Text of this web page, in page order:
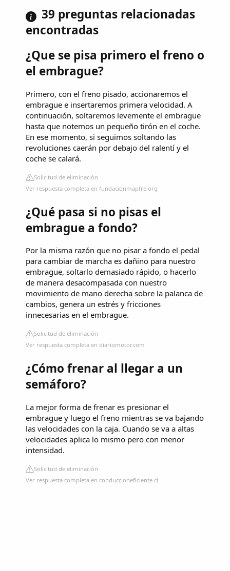
39 preguntas relacionadas
encontradas
¿Que se pisa primero el freno o
el embrague?
Primero, con el freno pisado, accionaremos el
embrague e insertaremos primera velocidad. A
continuación, soltaremos levemente el embrague
hasta que notemos un pequeño tirón en el coche.
En ese momento, si seguimos soltando las
revoluciones caerán por debajo del ralentí y el
coche se calará.
Solicitud de eliminación
Ver respuesta completa en fundacionmapfre.org
¿Qué pasa si no pisas el
embrague a fondo?
Por la misma razón que no pisar a fondo el pedal
para cambiar de marcha es dañino para nuestro
embrague, soltarlo demasiado rápido, o hacerlo
de manera desacompasada con nuestro
movimiento de mano derecha sobre la palanca de
cambios, genera un estrés y fricciones
innecesarias en el embrague.
Solicitud de eliminación
Ver respuesta completa en diariomotor.com
¿Cómo frenar al llegar a un
semáforo?
La mejor forma de frenar es presionar el
embrague y luego el freno mientras se va bajando
las velocidades con la caja. Cuando se va a altas
velocidades aplica lo mismo pero con menor
intensidad.
Solicitud de eliminación
Ver respuesta completa en conduccioneficiente.cl